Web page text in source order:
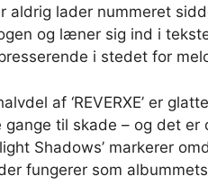
aldrig lader nummeret
og læner sig ind i
i stedet for
af ‘REVERXE’ er
gange til skade – og det
Shadows’ markerer
fungerer som